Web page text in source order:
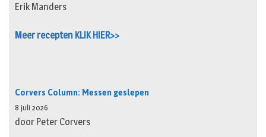
Erik Manders
Meer recepten KLIK HIER>>
Corvers Column: Messen geslepen
8 juli 2026
door Peter Corvers